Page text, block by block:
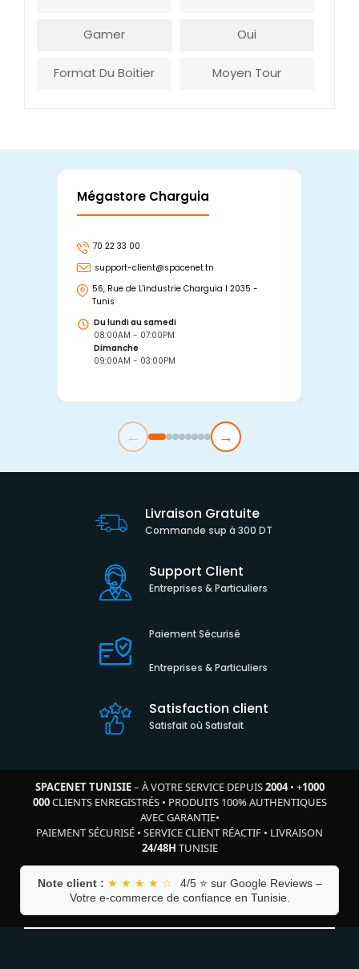
Gamer Oui
Format Du Boitier Moyen Tour
Mégastore Charguia
70 22 33 00
support-client@spacenet.tn
56, Rue de L'industrie Charguia I 2035 -
Tunis
Du lundi au samedi
08:00AM - 07:00PM
Dimanche
09:00AM - 03:00PM
← →
Livraison Gratuite
Commande sup à 300 DT
Support Client
Entreprises & Particuliers
Paiement Sécurisé
Entreprises & Particuliers
Satisfaction client
Satisfait où Satisfait
SPACENET TUNISIE– À VOTRE SERVICE DEPUIS2004• +1000
000CLIENTS ENREGISTRÉS• PRODUITS 100% AUTHENTIQUES
AVEC GARANTIE•
PAIEMENT SÉCURISÉ • SERVICE CLIENT RÉACTIF • LIVRAISON
24/48H TUNISIE
Note client : ★ ★ ★ ★ ☆
4/5 ⭐ sur Google Reviews –
Votre e-commerce de confiance en Tunisie.